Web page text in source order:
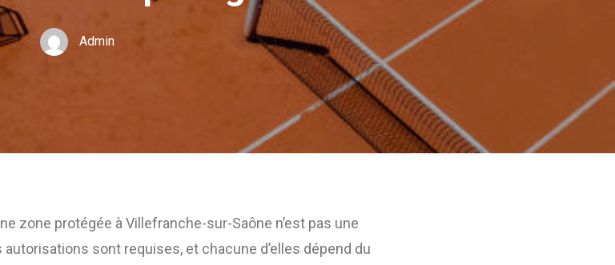
Admin
zone protégée à Villefranche-sur-Saône n’est pas une
sont requises, et chacune d’elles dépend du